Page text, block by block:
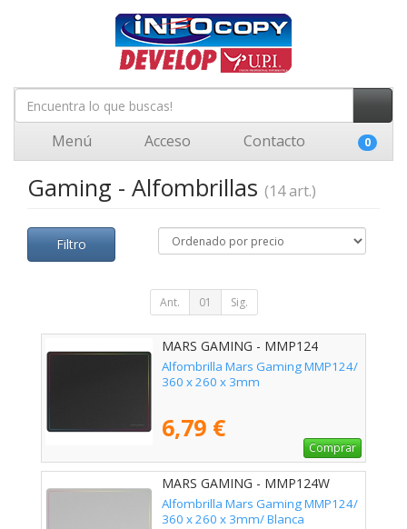
Menú Acceso Contacto 0
Gaming - Alfombrillas (14 art.)
Filtro
Ant. 01 Sig.
MARS GAMING - MMP124
Alfombrilla Mars Gaming MMP124/
360 x 260 x 3mm
6,79 €
Comprar
MARS GAMING - MMP124W
Alfombrilla Mars Gaming MMP124/
360 x 260 x 3mm/ Blanca